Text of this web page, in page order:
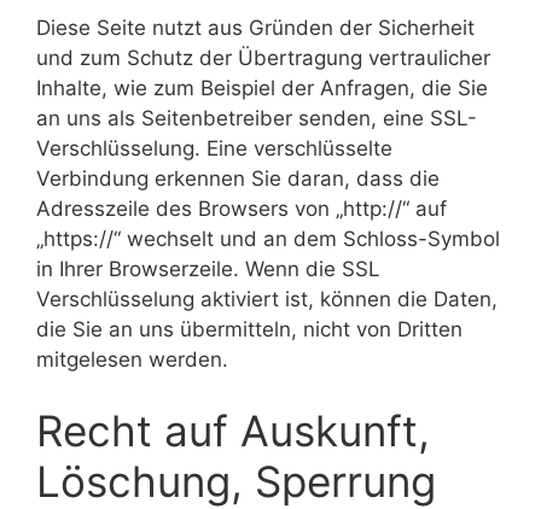
Diese Seite nutzt aus Gründen der Sicherheit
und zum Schutz der Übertragung vertraulicher
Inhalte, wie zum Beispiel der Anfragen, die Sie
an uns als Seitenbetreiber senden, eine SSL-
Verschlüsselung. Eine verschlüsselte
Verbindung erkennen Sie daran, dass die
Adresszeile des Browsers von „http://“ auf
„https://“ wechselt und an dem Schloss-Symbol
in Ihrer Browserzeile. Wenn die SSL
Verschlüsselung aktiviert ist, können die Daten,
die Sie an uns übermitteln, nicht von Dritten
mitgelesen werden.
Recht auf Auskunft,
Löschung, Sperrung